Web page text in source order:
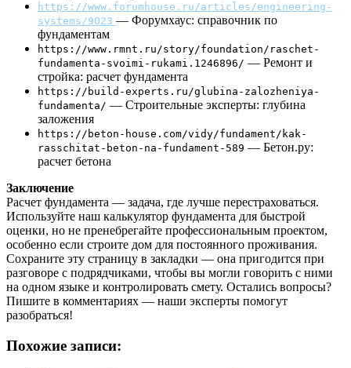
https://www.forumhouse.ru/articles/engineering-
systems/9023 — Форумхаус: справочник по
фундаментам
https://www.rmnt.ru/story/foundation/raschet-
fundamenta-svoimi-rukami.1246896/ — Ремонт и
стройка: расчет фундамента
https://build-experts.ru/glubina-zalozheniya-
fundamenta/ — Строительные эксперты: глубина
заложения
https://beton-house.com/vidy/fundament/kak-
rasschitat-beton-na-fundament-589 — Бетон.ру:
расчет бетона
Заключение
Расчет фундамента — задача, где лучше перестраховаться.
Используйте наш калькулятор фундамента для быстрой
оценки, но не пренебрегайте профессиональным проектом,
особенно если строите дом для постоянного проживания.
Сохраните эту страницу в закладки — она пригодится при
разговоре с подрядчиками, чтобы вы могли говорить с ними
на одном языке и контролировать смету. Остались вопросы?
Пишите в комментариях — наши эксперты помогут
разобраться!
Похожие записи: